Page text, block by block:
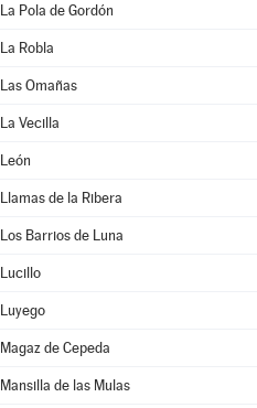
La Pola de Gordón
La Robla
Las Omañas
La Vecilla
León
Llamas de la Ribera
Los Barrios de Luna
Lucillo
Luyego
Magaz de Cepeda
Mansilla de las Mulas